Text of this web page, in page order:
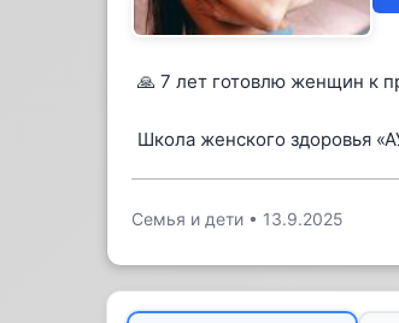
🙏 7 лет готовлю женщин к
Школа женского здоровья
Семья и дети • 13.9.2025